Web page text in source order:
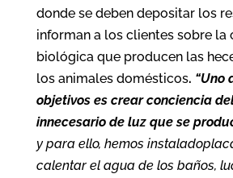
donde se deben depositar los
informan a los clientes sobre la
biológica que producen las
los animales domésticos. “Uno
objetivos es crear conciencia
innecesario de luz que se
y para ello, hemos
calentar el agua de los baños,